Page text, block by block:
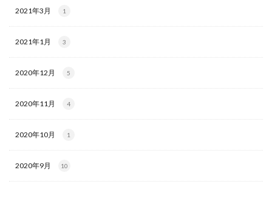
2021年3月 1
2021年1月 3
2020年12月 5
2020年11月 4
2020年10月 1
2020年9月 10